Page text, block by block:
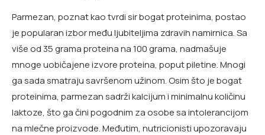
Parmezan, poznat kao tvrdi sir bogat proteinima, postao
je popularan izbor među ljubiteljima zdravih namirnica. Sa
više od 35 grama proteina na 100 grama, nadmašuje
mnoge uobičajene izvore proteina, poput piletine. Mnogi
ga sada smatraju savršenom užinom. Osim što je bogat
proteinima, parmezan sadrži kalcijum i minimalnu količinu
laktoze, što ga čini pogodnim za osobe sa intolerancijom
na mlečne proizvode. Međutim, nutricionisti upozoravaju